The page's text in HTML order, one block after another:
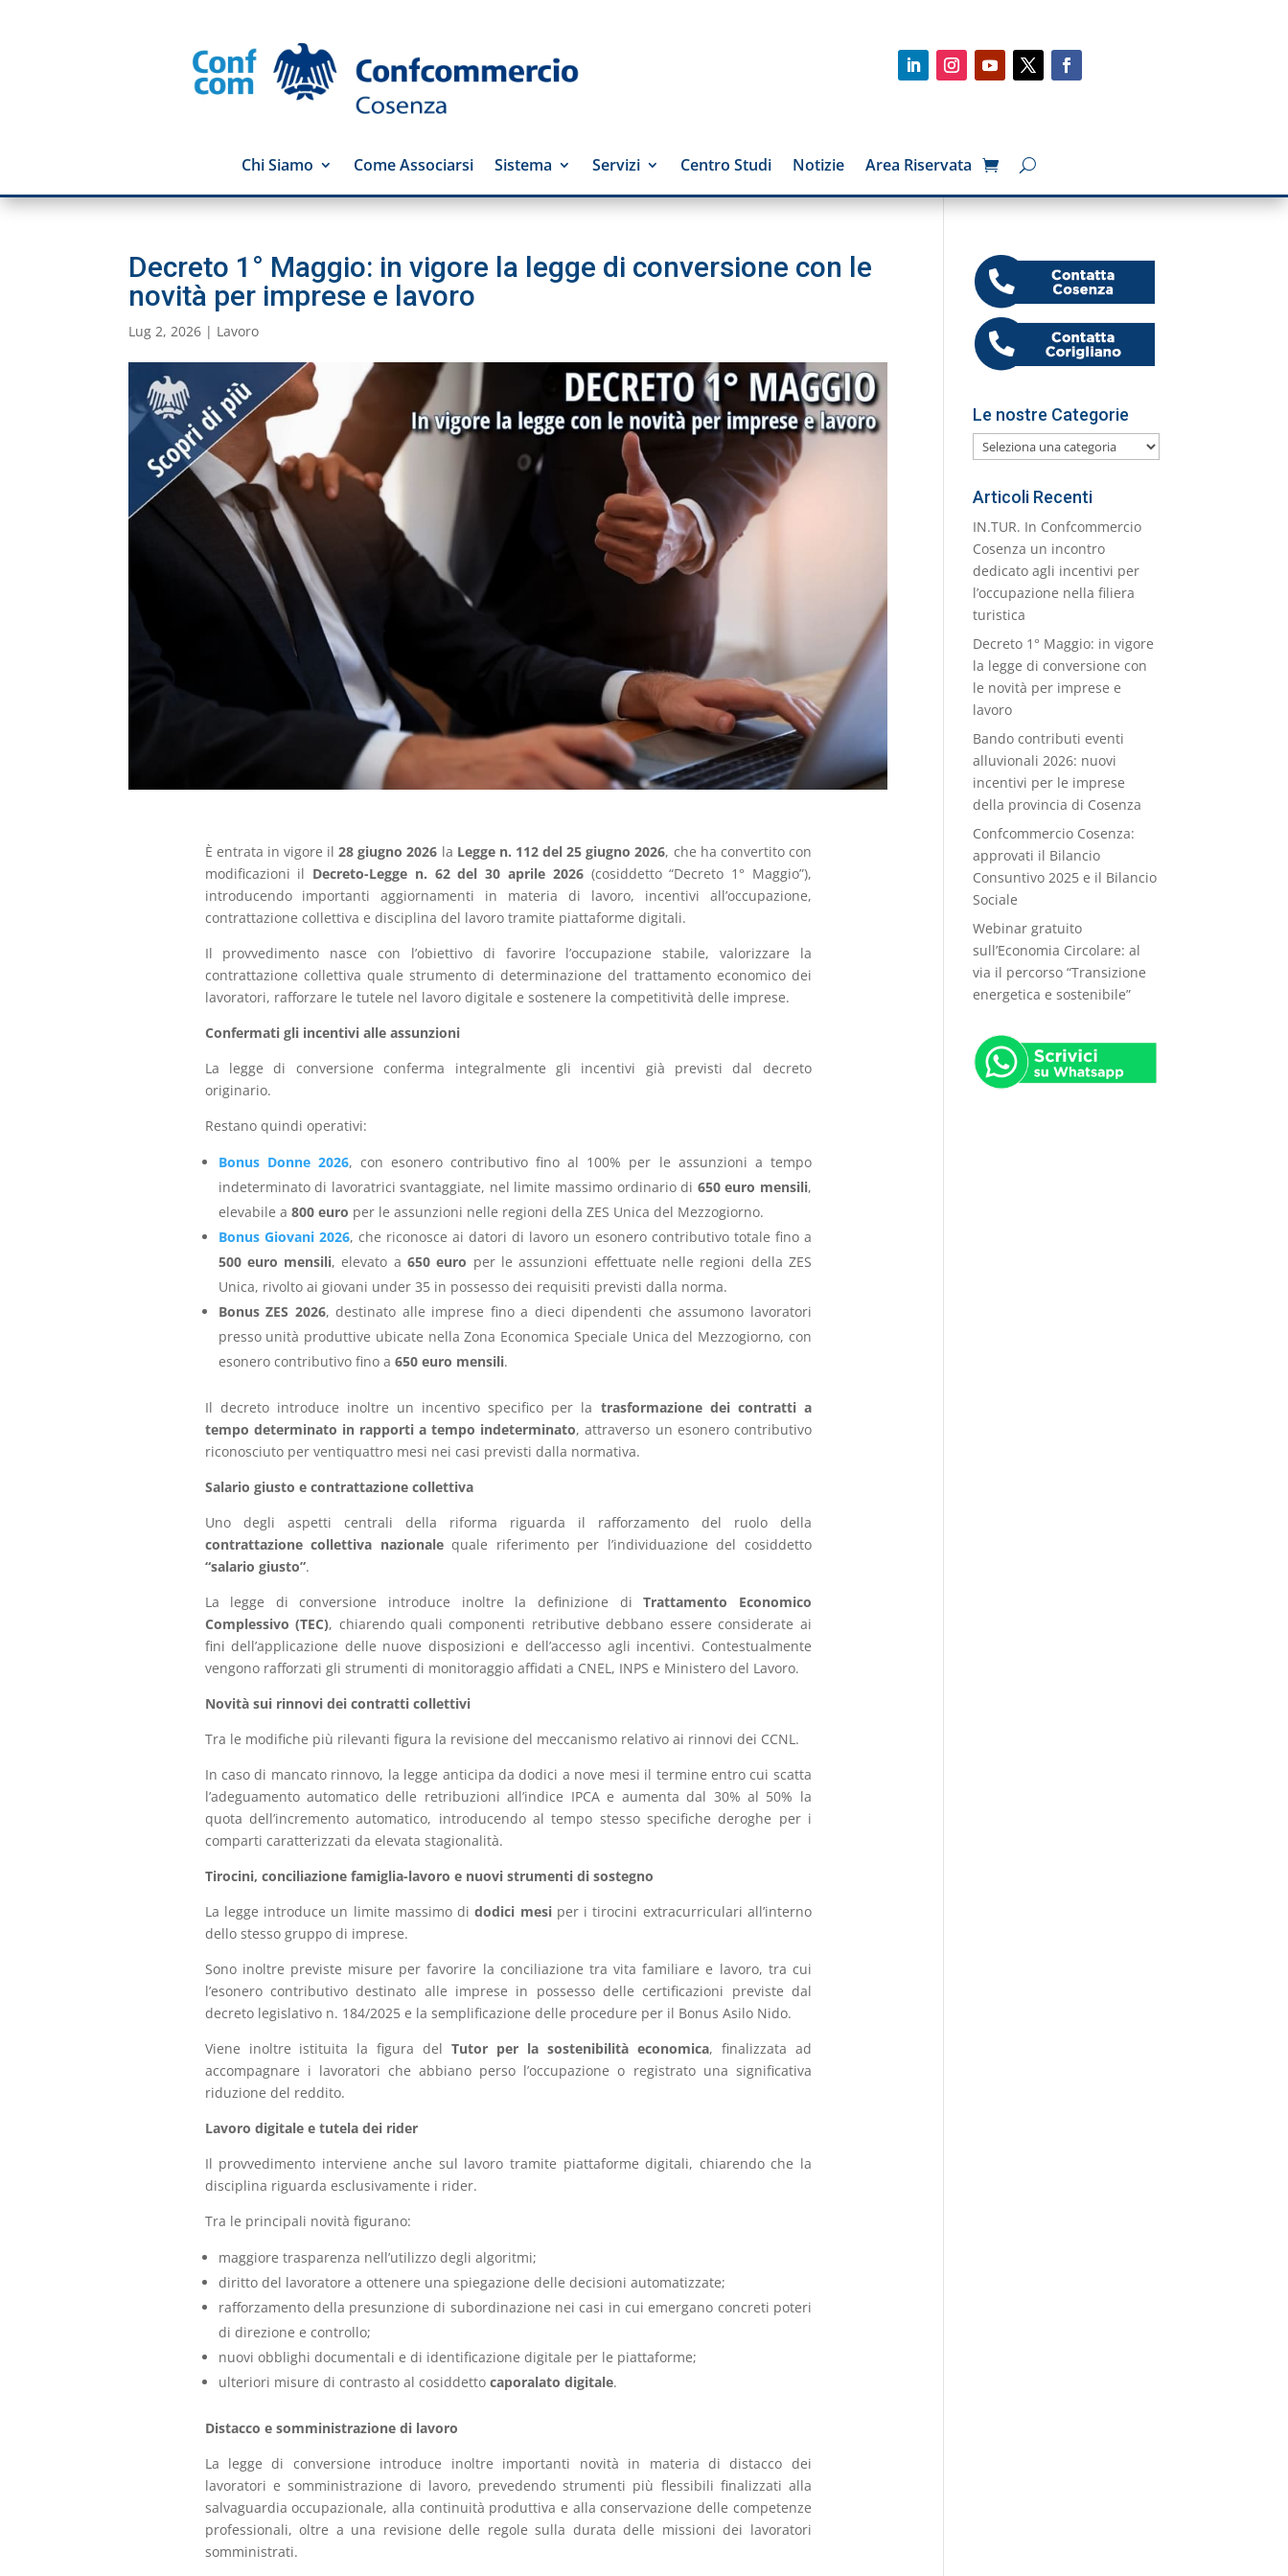
Chi Siamo Come Associarsi Sistema Servizi Centro Studi Notizie Area Riservata
Decreto 1° Maggio: in vigore la legge di conversione con le
novità per imprese e lavoro
Lug 2, 2026 | Lavoro
È entrata in vigore il28 giugno 2026 la Legge n. 112 del 25 giugno 2026, che ha convertito con
modificazioni il Decreto-Legge n. 62 del 30 aprile 2026(cosiddetto “Decreto 1° Maggio”),
introducendo importanti aggiornamenti in materia di lavoro, incentivi all’occupazione,
contrattazione collettiva e disciplina del lavoro tramite piattaforme digitali.
Il provvedimento nasce con l’obiettivo di favorire l’occupazione stabile, valorizzare la
contrattazione collettiva quale strumento di determinazione del trattamento economico dei
lavoratori, rafforzare le tutele nel lavoro digitale e sostenere la competitività delle imprese.
Confermati gli incentivi alle assunzioni
La legge di conversione conferma integralmente gli incentivi già previsti dal decreto
originario.
Restano quindi operativi:
Bonus Donne 2026, con esonero contributivo fino al 100% per le assunzioni a tempo
indeterminato di lavoratrici svantaggiate, nel limite massimo ordinario di 650 euro mensili,
elevabile a 800 euro per le assunzioni nelle regioni della ZES Unica del Mezzogiorno.
Bonus Giovani 2026, che riconosce ai datori di lavoro un esonero contributivo totale fino a
500 euro mensili, elevato a650 euro per le assunzioni effettuate nelle regioni della ZES
Unica, rivolto ai giovani under 35 in possesso dei requisiti previsti dalla norma.
Bonus ZES 2026, destinato alle imprese fino a dieci dipendenti che assumono lavoratori
presso unità produttive ubicate nella Zona Economica Speciale Unica del Mezzogiorno, con
esonero contributivo fino a 650 euro mensili.
Il decreto introduce inoltre un incentivo specifico per la trasformazione dei contratti a
tempo determinato in rapporti a tempo indeterminato, attraverso un esonero contributivo
riconosciuto per ventiquattro mesi nei casi previsti dalla normativa.
Salario giusto e contrattazione collettiva
Uno degli aspetti centrali della riforma riguarda il rafforzamento del ruolo della
contrattazione collettiva nazionalequale riferimento per l’individuazione del cosiddetto
“salario giusto”.
La legge di conversione introduce inoltre la definizione diTrattamento Economico
Complessivo (TEC), chiarendo quali componenti retributive debbano essere considerate ai
fini dell’applicazione delle nuove disposizioni e dell’accesso agli incentivi. Contestualmente
vengono rafforzati gli strumenti di monitoraggio affidati a CNEL, INPS e Ministero del Lavoro.
Novità sui rinnovi dei contratti collettivi
Tra le modifiche più rilevanti figura la revisione del meccanismo relativo ai rinnovi dei CCNL.
In caso di mancato rinnovo, la legge anticipa da dodici a nove mesi il termine entro cui scatta
l’adeguamento automatico delle retribuzioni all’indice IPCA e aumenta dal 30% al 50% la
quota dell’incremento automatico, introducendo al tempo stesso specifiche deroghe per i
comparti caratterizzati da elevata stagionalità.
Tirocini, conciliazione famiglia-lavoro e nuovi strumenti di sostegno
La legge introduce un limite massimo didodici mesiper i tirocini extracurriculari all’interno
dello stesso gruppo di imprese.
Sono inoltre previste misure per favorire la conciliazione tra vita familiare e lavoro, tra cui
l’esonero contributivo destinato alle imprese in possesso delle certificazioni previste dal
decreto legislativo n. 184/2025 e la semplificazione delle procedure per il Bonus Asilo Nido.
Viene inoltre istituita la figura delTutor per la sostenibilità economica, finalizzata ad
accompagnare i lavoratori che abbiano perso l’occupazione o registrato una significativa
riduzione del reddito.
Lavoro digitale e tutela dei rider
Il provvedimento interviene anche sul lavoro tramite piattaforme digitali, chiarendo che la
disciplina riguarda esclusivamente i rider.
Tra le principali novità figurano:
maggiore trasparenza nell’utilizzo degli algoritmi;
diritto del lavoratore a ottenere una spiegazione delle decisioni automatizzate;
rafforzamento della presunzione di subordinazione nei casi in cui emergano concreti poteri
di direzione e controllo;
nuovi obblighi documentali e di identificazione digitale per le piattaforme;
ulteriori misure di contrasto al cosiddetto caporalato digitale.
Distacco e somministrazione di lavoro
La legge di conversione introduce inoltre importanti novità in materia di distacco dei
lavoratori e somministrazione di lavoro, prevedendo strumenti più flessibili finalizzati alla
salvaguardia occupazionale, alla continuità produttiva e alla conservazione delle competenze
professionali, oltre a una revisione delle regole sulla durata delle missioni dei lavoratori
somministrati.
Le nostre Categorie
Le
nostre
Categorie
Articoli Recenti
IN.TUR. In Confcommercio
Cosenza un incontro
dedicato agli incentivi per
l’occupazione nella filiera
turistica
Decreto 1° Maggio: in vigore
la legge di conversione con
le novità per imprese e
lavoro
Bando contributi eventi
alluvionali 2026: nuovi
incentivi per le imprese
della provincia di Cosenza
Confcommercio Cosenza:
approvati il Bilancio
Consuntivo 2025 e il Bilancio
Sociale
Webinar gratuito
sull’Economia Circolare: al
via il percorso “Transizione
energetica e sostenibile”